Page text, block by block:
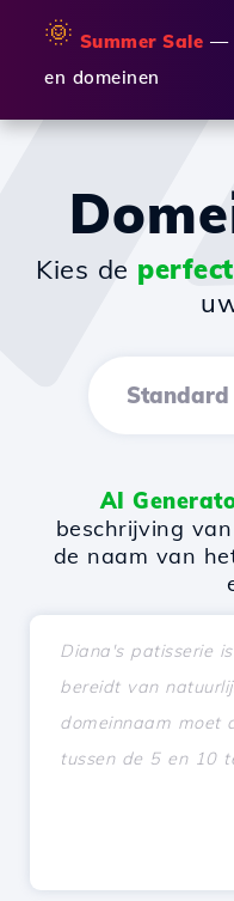
🌞 Summer Sale —
en domeinen
Kies de
Standard
AI
beschrijving
de naam van